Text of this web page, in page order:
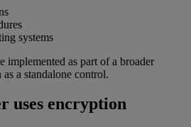
systems
implemented as part of a broader
a standalone control.
uses encryption